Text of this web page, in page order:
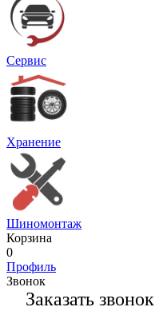
Сервис
Хранение
Шиномонтаж
Корзина
0
Профиль
Звонок
Заказать звонок